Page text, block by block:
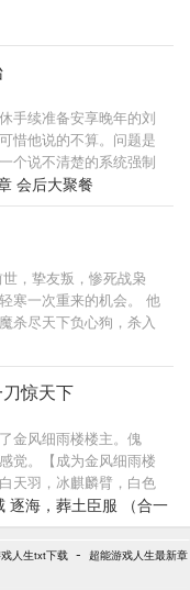
神级火影系统》、《海
以去看看。企鹅群：
手续准备安享晚年的刘
惜他说的不算。问题是
个说不清楚的系统强制
的金手指的使用。同时
标。刘伟正能实现目标
会后大聚餐
，挚友叛，惨死战枭
寒一次重来的机会。 他
杀尽天下负心狗，杀入
踏诸雄万尊，成就狂武
一人！ 公布一个群号，
463531647，敲门砖，
惊天下
金风细雨楼楼主。傀
觉。【成为金风细雨楼
天羽，冰麒麟臂，白色
苏辰心定了。他心定，
逐海，葬土臣服 （合一
人生txt下载 - 超能游戏人生最新章